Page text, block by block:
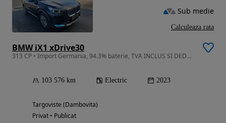
BMW iX1 xDrive30
313 CP • Import Germania, 94.3% baterie, TVA INCLUS SI DEDUCTIBIL
103 576 km Electric 2023
Targoviste (Dambovita)
Privat • Publicat
Sub medie
Calculeaza rata